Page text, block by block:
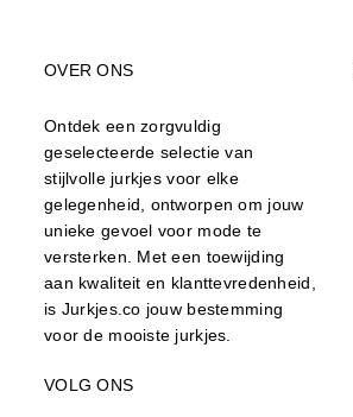
OVER ONS
Ontdek een zorgvuldig
geselecteerde selectie van
stijlvolle jurkjes voor elke
gelegenheid, ontworpen om jouw
unieke gevoel voor mode te
versterken. Met een toewijding
aan kwaliteit en klanttevredenheid,
is Jurkjes.co jouw bestemming
voor de mooiste jurkjes.
VOLG ONS